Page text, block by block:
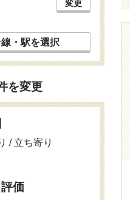
変更
・駅を選択
を変更
/ 立ち寄り
価